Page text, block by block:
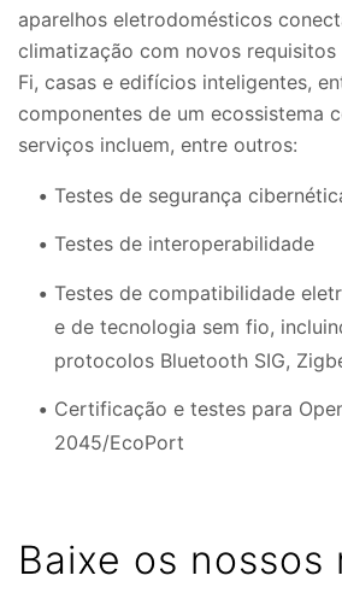
aparelhos eletrodomésticos
climatização com novos requisitos
Fi, casas e edifícios inteligentes,
componentes de um ecossistema
serviços incluem, entre outros:
Testes de segurança
Testes de interoperabilidade
Testes de compatibilidade
e de tecnologia sem fio,
protocolos Bluetooth SIG,
Certificação e testes para
2045/EcoPort
Baixe os nossos